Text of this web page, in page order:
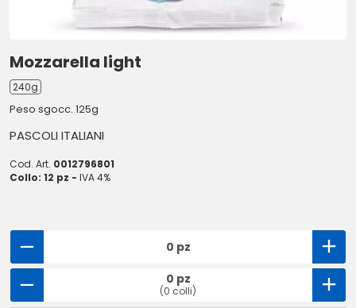
Mozzarella light
240g
Peso sgocc. 125g
PASCOLI ITALIANI
Cod. Art. 0012796801
Collo: 12 pz - IVA 4%
0 pz
0 pz
(0 colli)